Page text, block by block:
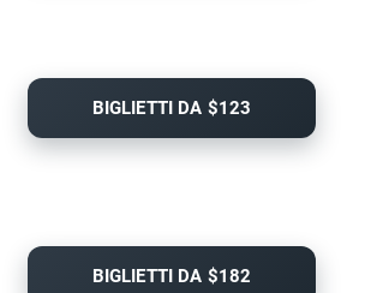
BIGLIETTI DA $123
BIGLIETTI DA $182